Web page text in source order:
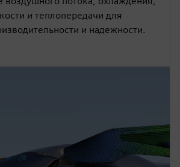
и теплопередачи для
и надежности.